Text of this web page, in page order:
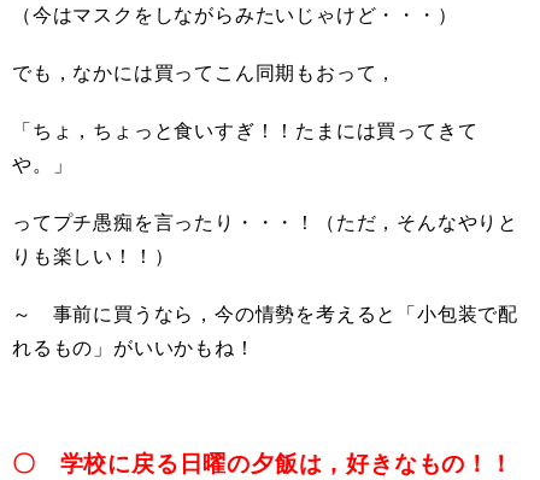
（今はマスクをしながらみたいじゃけど・・・）
でも，なかには買ってこん同期もおって，
「ちょ，ちょっと食いすぎ！！たまには買ってきて
や。」
ってプチ愚痴を言ったり・・・！（ただ，そんなやりと
りも楽しい！！）
～ 事前に買うなら，今の情勢を考えると「小包装で配
れるもの」がいいかもね！
〇 学校に戻る日曜の夕飯は，好きなもの！！